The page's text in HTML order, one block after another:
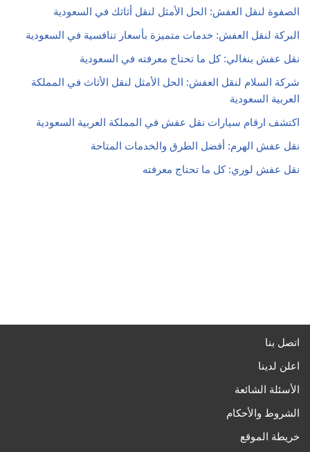
الصفوة لنقل العفش: الحل الأمثل لنقل أثاثك في السعودية
البركة لنقل العفش: خدمات متميزة بأسعار تنافسية في السعودية
نقل عفش بنغالي: كل ما تحتاج معرفته في السعودية
شركة السلام لنقل العفش: الحل الأمثل لنقل الأثاث في المملكة
العربية السعودية
اكتشف ارقام سيارات نقل عفش في المملكة العربية السعودية
نقل عفش الهرم: أفضل الطرق والخدمات المتاحة
نقل عفش لوري: كل ما تحتاج معرفته
اتصل بنا
اعلن لدينا
الأسئلة الشائعة
الشروط والأحكام
خريطة الموقع